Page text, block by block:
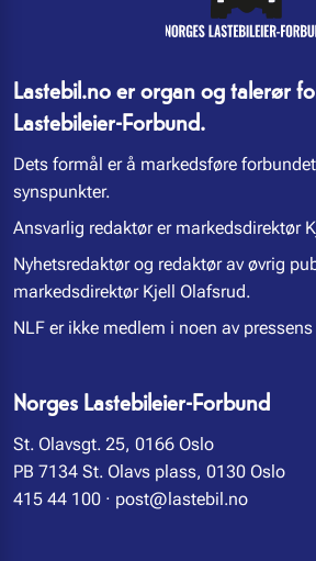
Lastebil.no er organ og talerør
Lastebileier-Forbund.
Dets formål er å markedsføre
synspunkter.
Ansvarlig redaktør er markedsdirektør
Nyhetsredaktør og redaktør av øvrig
markedsdirektør Kjell Olafsrud.
NLF er ikke medlem i noen av
Norges Lastebileier-Forbund
St. Olavsgt. 25, 0166 Oslo
PB 7134 St. Olavs plass, 0130 Oslo
415 44 100 · post@lastebil.no